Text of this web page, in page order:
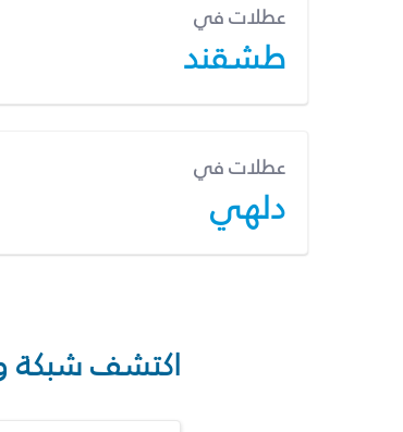
عطلات في
طشقند
عطلات في
دلهي
اكتشف شبكة